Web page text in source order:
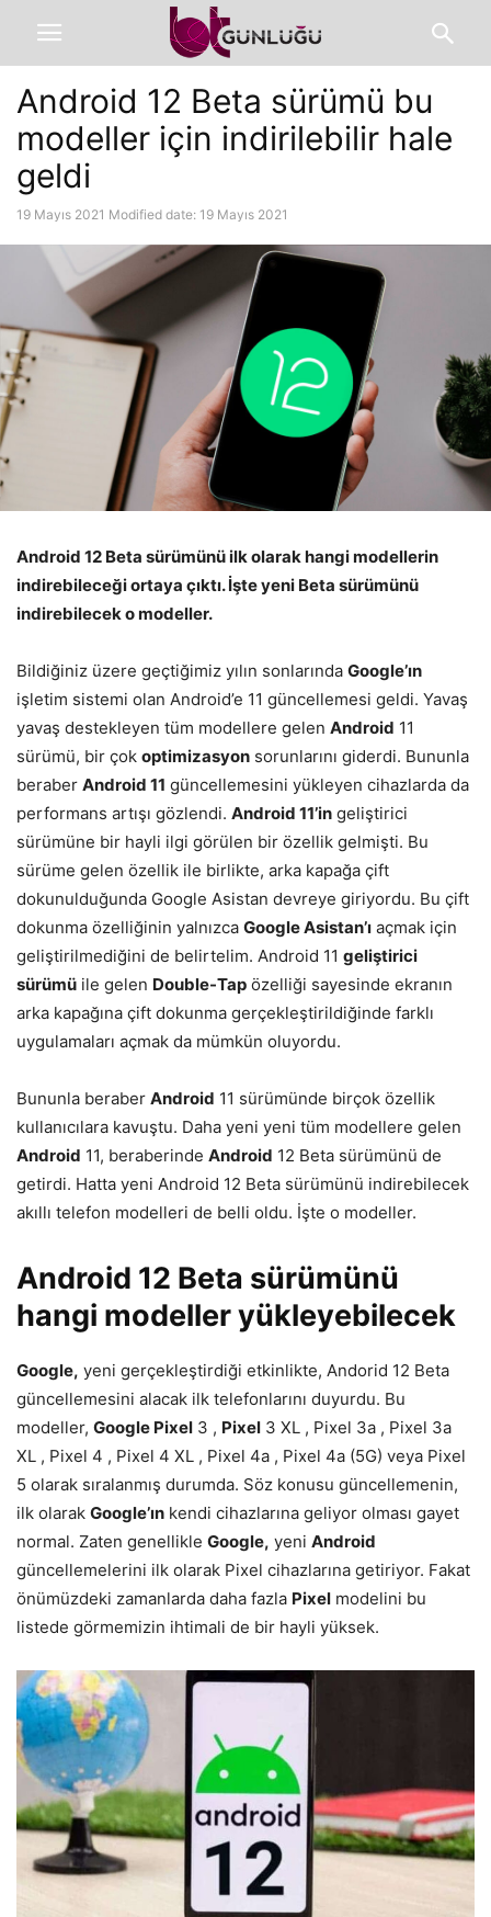
Android 12 Beta sürümü bu
modeller için indirilebilir hale
geldi
19 Mayıs 2021 Modified date: 19 Mayıs 2021
Android 12 Beta sürümünü ilk olarak hangi modellerin
indirebileceği ortaya çıktı. İşte yeni Beta sürümünü
indirebilecek o modeller.
Bildiğiniz üzere geçtiğimiz yılın sonlarında Google’ın
işletim sistemi olan Android’e 11 güncellemesi geldi. Yavaş
yavaş destekleyen tüm modellere gelen Android 11
sürümü, bir çok optimizasyon sorunlarını giderdi. Bununla
beraber Android 11 güncellemesini yükleyen cihazlarda da
performans artışı gözlendi. Android 11’in geliştirici
sürümüne bir hayli ilgi görülen bir özellik gelmişti. Bu
sürüme gelen özellik ile birlikte, arka kapağa çift
dokunulduğunda Google Asistan devreye giriyordu. Bu ç­ift
dokunma özelliğinin yalnızca Google Asistan’ı açmak için
geliştirilmediğini de belirtelim. Android 11 geliştirici
sürümü ile gelen Double-Tap özelliği sayesinde ekranın
arka kapağına çif­t dokunma gerçekleştirildiğinde farklı
uygulamaları açmak da mümkün oluyordu.
Bununla beraber Android 11 sürümünde birçok özellik
kullanıcılara kavuştu. Daha yeni yeni tüm modellere gelen
Android 11, beraberinde Android 12 Beta sürümünü de
getirdi. Hatta yeni Android 12 Beta sürümünü indirebilecek
akıllı telefon modelleri de belli oldu. İşte o modeller.
Android 12 Beta sürümünü
hangi modeller yükleyebilecek
Google, yeni gerçekleştirdiği etkinlikte, Andorid 12 Beta
güncellemesini alacak ilk telefonlarını duyurdu. Bu
modeller, Google Pixel 3 , Pixel 3 XL , Pixel 3a , Pixel 3a
XL , Pixel 4 , Pixel 4 XL , Pixel 4a , Pixel 4a (5G) veya Pixel
5 olarak sıralanmış durumda. Söz konusu güncellemenin,
ilk olarak Google’ın kendi cihazlarına geliyor olması gayet
normal. Zaten genellikle Google, yeni Android
güncellemelerini ilk olarak Pixel cihazlarına getiriyor. Fakat
önümüzdeki zamanlarda daha fazla Pixel modelini bu
listede görmemizin ihtimali de bir hayli yüksek.